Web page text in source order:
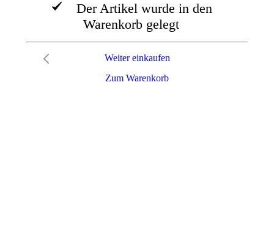
Der Artikel wurde in den
Warenkorb gelegt
Zum Warenkorb
Weiter einkaufen